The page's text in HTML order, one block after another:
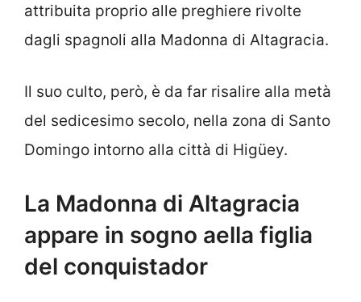
attribuita proprio alle preghiere rivolte
dagli spagnoli alla Madonna di Altagracia.
Il suo culto, però, è da far risalire alla metà
del sedicesimo secolo, nella zona di Santo
Domingo intorno alla città di Higüey.
La Madonna di Altagracia
appare in sogno aella figlia
del conquistador